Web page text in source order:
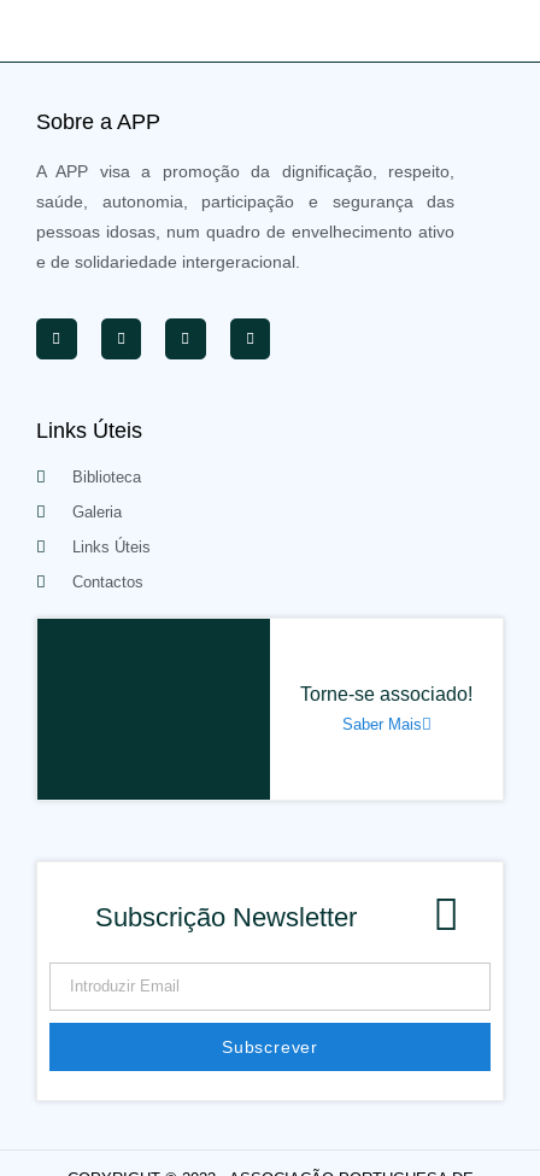
Sobre a APP
A APP visa a promoção da dignificação, respeito,
saúde, autonomia, participação e segurança das
pessoas idosas, num quadro de envelhecimento ativo
e de solidariedade intergeracional.
Links Úteis
Biblioteca
Galeria
Links Úteis
Contactos
Torne-se associado!
Saber Mais
Subscrição Newsletter
Subscrever